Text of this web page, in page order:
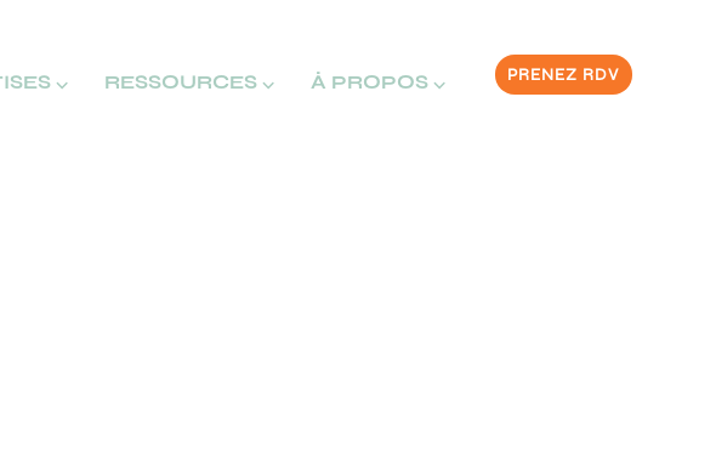
PRENEZ RDV
⌵ RESSOURCES ⌵ À PROPOS ⌵